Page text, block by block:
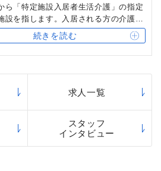
ら「特定施設入居者生活介護」の指定
設を指します。入居される方の介護度
「入居時自立型」「介護専用型」「混
イプがあります。多くの介護付有料
では、24時間体制でサービスを提供し
などのさまざまなシリーズの介護付有
続きを読む
求人一覧
スタッフ
インタビュー